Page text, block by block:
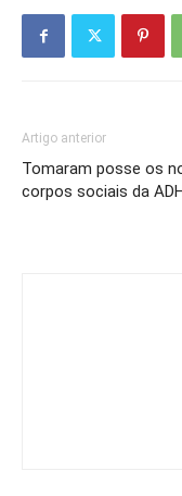
Artigo anterior
Tomaram posse os
corpos sociais da